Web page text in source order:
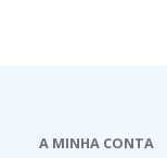
A MINHA CONTA